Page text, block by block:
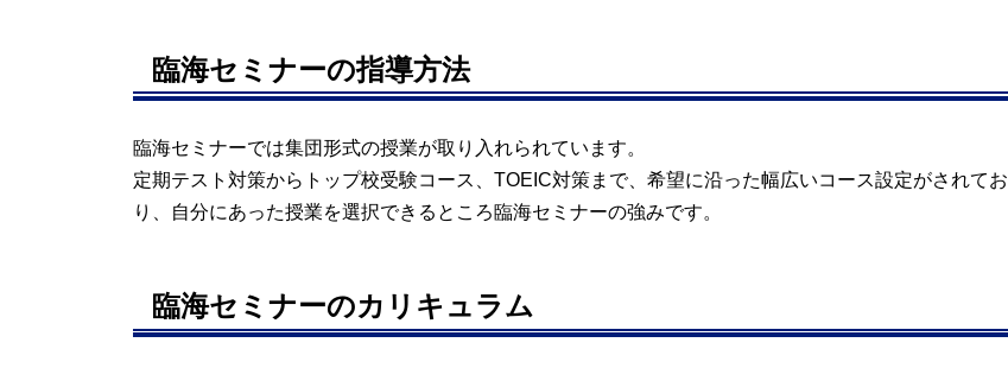
二俣川校
立場校
問合せ
横浜市/泉区
問合せ
臨海セミナーの指導方法
臨海セミナーでは集団形式の授業が取り入れられています。
定期テスト対策からトップ校受験コース、TOEIC対策まで、希望に沿った幅広いコース設定がされてお
り、自分にあった授業を選択できるところ臨海セミナーの強みです。
臨海セミナーのカリキュラム